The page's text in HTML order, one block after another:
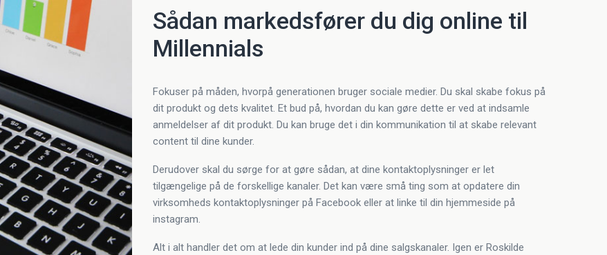
Sådan markedsfører du dig online til
Millennials
Fokuser på måden, hvorpå generationen bruger sociale medier. Du skal skabe fokus på
dit produkt og dets kvalitet. Et bud på, hvordan du kan gøre dette er ved at indsamle
anmeldelser af dit produkt. Du kan bruge det i din kommunikation til at skabe relevant
content til dine kunder.
Derudover skal du sørge for at gøre sådan, at dine kontaktoplysninger er let
tilgængelige på de forskellige kanaler. Det kan være små ting som at opdatere din
virksomheds kontaktoplysninger på Facebook eller at linke til din hjemmeside på
instagram.
Alt i alt handler det om at lede din kunder ind på dine salgskanaler. Igen er Roskilde